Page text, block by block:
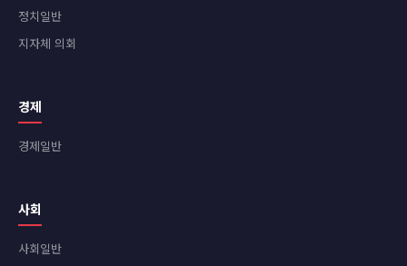
정치일반
지자체 의회
경제
경제일반
사회
사회일반